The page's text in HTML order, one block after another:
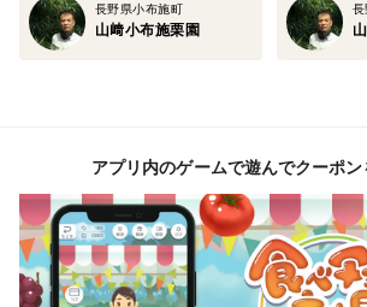
長野県小布施町
山﨑小布施栗園
長
アプリ内のゲームで遊んでクーポン